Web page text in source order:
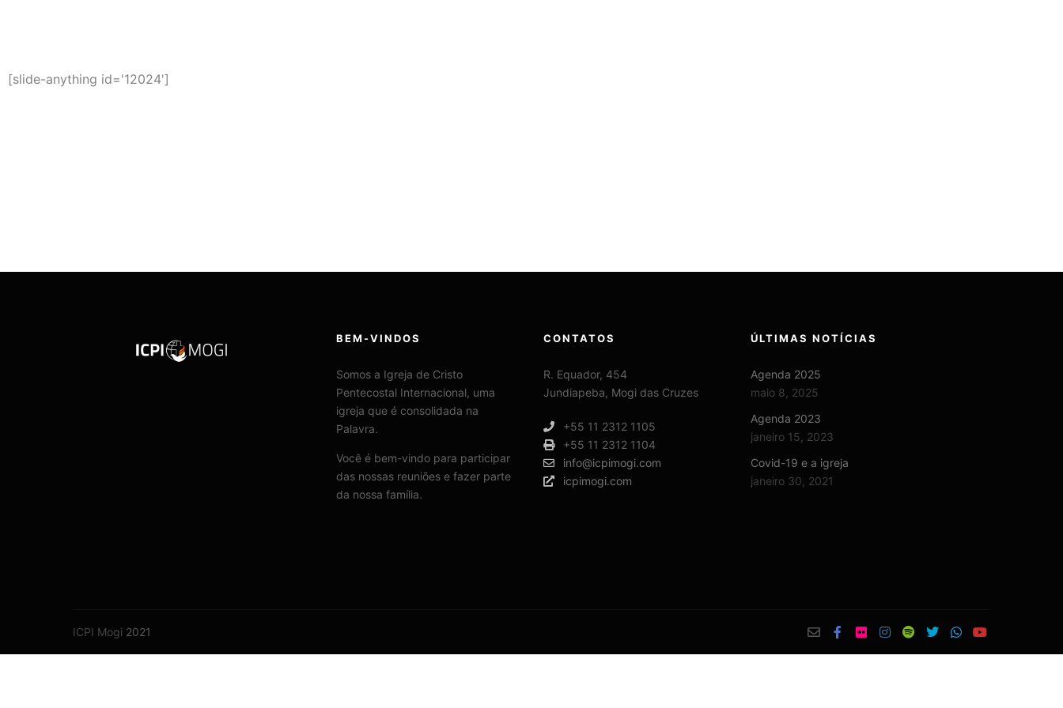
[slide-anything id='12024']
BEM-VINDOS
Somos a Igreja de Cristo
Pentecostal Internacional, uma
igreja que é consolidada na
Palavra.
Você é bem-vindo para participar
das nossas reuniões e fazer parte
da nossa família.
CONTATOS
R. Equador, 454
Jundiapeba, Mogi das Cruzes
+55 11 2312 1105
+55 11 2312 1104
info@icpimogi.com
icpimogi.com
ÚLTIMAS NOTÍCIAS
Agenda 2025
maio 8, 2025
Agenda 2023
janeiro 15, 2023
Covid-19 e a igreja
janeiro 30, 2021
ICPI Mogi 2021